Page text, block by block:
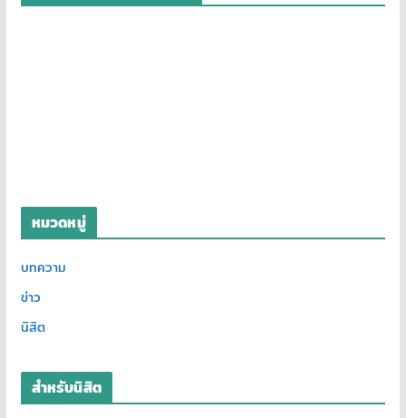
หมวดหมู่
บทความ
ข่าว
นิสิต
สำหรับนิสิต